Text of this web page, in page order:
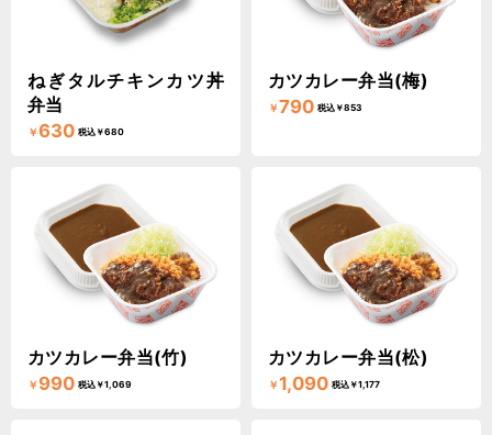
ねぎタルチキンカツ丼
弁当
￥630 税込￥680
カツカレー弁当(梅)
￥790 税込￥853
カツカレー弁当(竹)
￥ 990 税込￥1,069
カツカレー弁当(松)
￥1,090 税込￥1,177